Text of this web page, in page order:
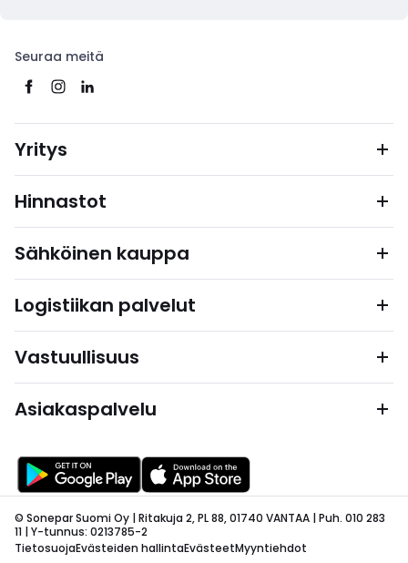
Seuraa meitä
Yritys
Hinnastot
Sähköinen kauppa
Logistiikan palvelut
Vastuullisuus
Asiakaspalvelu
© Sonepar Suomi Oy | Ritakuja 2, PL 88, 01740 VANTAA | Puh. 010 283
11 | Y-tunnus: 0213785-2
TietosuojaEvästeiden hallintaEvästeetMyyntiehdot